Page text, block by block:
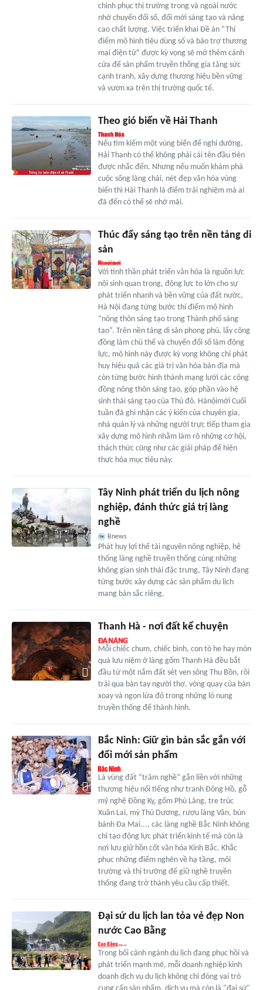
chinh phục thị trường trong và ngoài nước
nhờ chuyển đổi số, đổi mới sáng tạo và nâng
cao chất lượng. Việc triển khai Đề án “Thí
điểm mô hình tiêu dùng số và bảo trợ thương
mại điện tử” được kỳ vọng sẽ mở thêm cánh
cửa để sản phẩm truyền thống gia tăng sức
cạnh tranh, xây dựng thương hiệu bền vững
và vươn xa trên thị trường quốc tế.
Theo gió biển về Hải Thanh
Nếu tìm kiếm một vùng biển để nghỉ dưỡng,
Hải Thanh có thể không phải cái tên đầu tiên
được nhắc đến. Nhưng nếu muốn khám phá
cuộc sống làng chài, nét đẹp văn hóa vùng
biển thì Hải Thanh là điểm trải nghiệm mà ai
đã đến có thể sẽ nhớ mãi.
Thúc đẩy sáng tạo trên nền tảng di
sản
Với tinh thần phát triển văn hóa là nguồn lực
nội sinh quan trọng, động lực to lớn cho sự
phát triển nhanh và bền vững của đất nước,
Hà Nội đang từng bước thí điểm mô hình
“nông thôn sáng tạo trong Thành phố sáng
tạo”. Trên nền tảng di sản phong phú, lấy cộng
đồng làm chủ thể và chuyển đổi số làm động
lực, mô hình này được kỳ vọng không chỉ phát
huy hiệu quả các giá trị văn hóa bản địa mà
còn từng bước hình thành mạng lưới các cộng
đồng nông thôn sáng tạo, góp phần vào hệ
sinh thái sáng tạo của Thủ đô. Hànộimới Cuối
tuần đã ghi nhận các ý kiến của chuyên gia,
nhà quản lý và những người trực tiếp tham gia
xây dựng mô hình nhằm làm rõ những cơ hội,
thách thức cũng như các giải pháp để hiện
thực hóa mục tiêu này.
Tây Ninh phát triển du lịch nông
nghiệp, đánh thức giá trị làng
nghề
Bnews
Phát huy lợi thế tài nguyên nông nghiệp, hệ
thống làng nghề truyền thống cùng những
không gian sinh thái đặc trưng, Tây Ninh đang
từng bước xây dựng các sản phẩm du lịch
mang bản sắc riêng.
Thanh Hà - nơi đất kể chuyện
Mỗi chiếc chum, chiếc bình, con tò he hay món
quà lưu niệm ở làng gốm Thanh Hà đều bắt
đầu từ một nắm đất sét ven sông Thu Bồn, rồi
trải qua bàn tay người thợ, vòng quay của bàn
xoay và ngọn lửa đỏ trong những lò nung
truyền thống để thành hình.
Bắc Ninh: Giữ gìn bản sắc gắn với
đổi mới sản phẩm
Là vùng đất “trăm nghề” gắn liền với những
thương hiệu nổi tiếng như tranh Đông Hồ, gỗ
mỹ nghệ Đồng Kỵ, gốm Phù Lãng, tre trúc
Xuân Lai, mỳ Thủ Dương, rượu làng Vân, bún
bánh Đa Mai..., các làng nghề Bắc Ninh không
chỉ tạo động lực phát triển kinh tế mà còn là
nơi lưu giữ hồn cốt văn hóa Kinh Bắc. Khắc
phục những điểm nghẽn về hạ tầng, môi
trường và thị trường để giữ nghề truyền
thống đang trở thành yêu cầu cấp thiết.
Đại sứ du lịch lan tỏa vẻ đẹp Non
nước Cao Bằng
Trong bối cảnh ngành du lịch đang phục hồi và
phát triển mạnh mẽ, mỗi doanh nghiệp kinh
doanh dịch vụ du lịch không chỉ đóng vai trò
cung cấp sản phẩm, dịch vụ mà còn là "đại sứ"